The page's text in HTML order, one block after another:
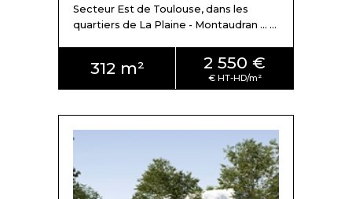
Secteur Est de Toulouse, dans les
quartiers de La Plaine - Montaudran ... ...
312 m² 2 550 €